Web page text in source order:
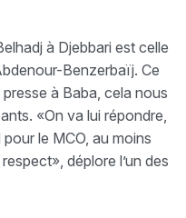
à Djebbari est celle
Benzerbaïj. Ce
à Baba, cela nous
«On va lui répondre,
le MCO, au moins
déplore l’un des